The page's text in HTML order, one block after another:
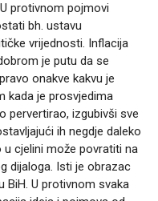
protivnom pojmovi
bh. ustavu
vrijednosti. Inflacija
je putu da se
onakve kakvu je
kada je prosvjedima
pervertirao, izgubivši sve
ih negdje daleko
cjelini može povratiti na
dijaloga. Isti je obrazac
BiH. U protivnom svaka